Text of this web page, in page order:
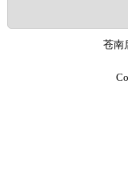
苍南